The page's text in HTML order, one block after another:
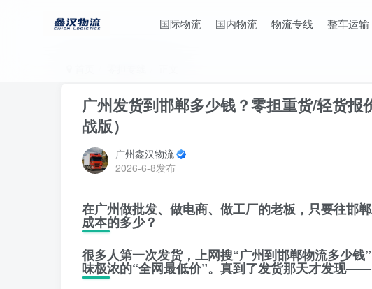
国际物流 国内物流 物流专线 整车运输
广州发货到邯郸多少钱？零担重货/轻货
战版）
广州鑫汉物流
2026-6-8发布
在广州做批发、做电商、做工厂的老板，只要往邯
成本的多少？
很多人第一次发货，上网搜“广州到邯郸物流多少
味极浓的“全网最低价”。真到了发货那天才发现——